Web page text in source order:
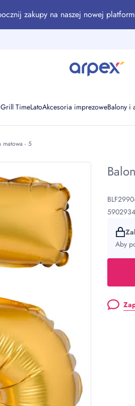
zakupy na naszej nowej
Grill TimeLatoAkcesoria imprezoweBalony i
matowa - 5
Aby